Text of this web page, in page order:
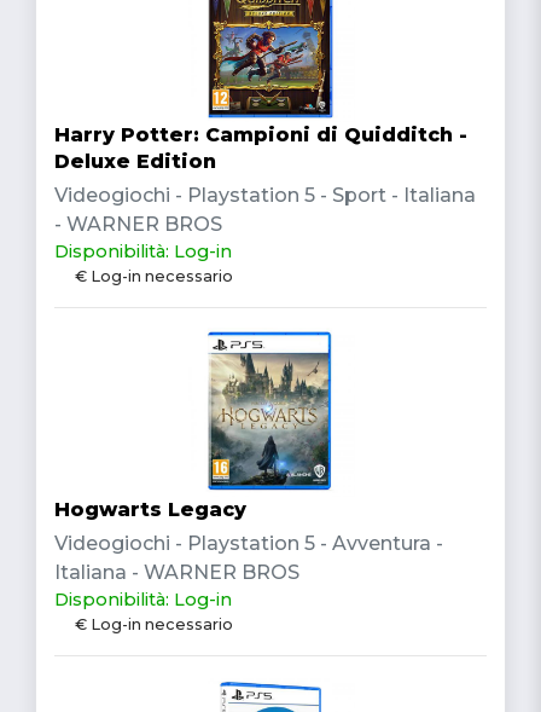
Harry Potter: Campioni di Quidditch -
Deluxe Edition
Videogiochi - Playstation 5 - Sport - Italiana
- WARNER BROS
Disponibilità: Log-in
€ Log-in necessario
Hogwarts Legacy
Videogiochi - Playstation 5 - Avventura -
Italiana - WARNER BROS
Disponibilità: Log-in
€ Log-in necessario